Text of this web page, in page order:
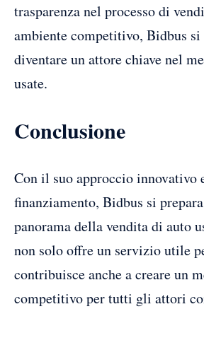
trasparenza nel processo di
ambiente competitivo, Bidbus si
diventare un attore chiave nel
usate.
Conclusione
Con il suo approccio innovativo
finanziamento, Bidbus si
panorama della vendita di auto
non solo offre un servizio utile
contribuisce anche a creare un
competitivo per tutti gli attori